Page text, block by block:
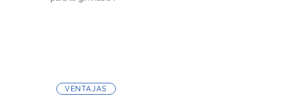
VENTAJAS